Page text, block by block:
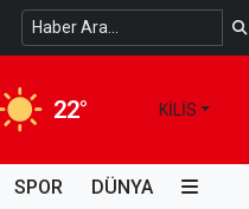
Suya Erişimde Kalıcı Bir Çözüm
22° KILIS
SPOR DÜNYA